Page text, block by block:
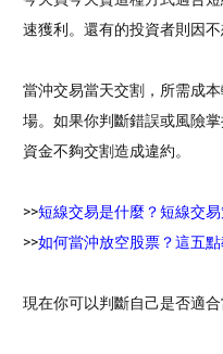
速獲利。還有的投資者則因
當沖交易當天交割，所需成
場。如果你判斷錯誤或風險
資金不夠交割造成違約。
>>短線交易是什麼？短線交
>>如何當沖放空股票？這五
現在你可以判斷自己是否適